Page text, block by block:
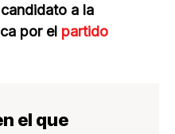
candidato a la
por el partido
el que